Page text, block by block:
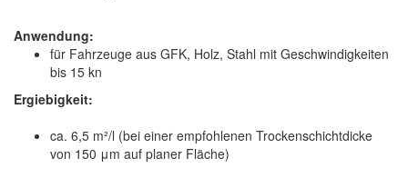
Anwendung:
für Fahrzeuge aus GFK, Holz, Stahl mit Geschwindigkeiten
bis 15 kn
Ergiebigkeit:
ca. 6,5 m²/l (bei einer empfohlenen Trockenschichtdicke
von 150 μm auf planer Fläche)